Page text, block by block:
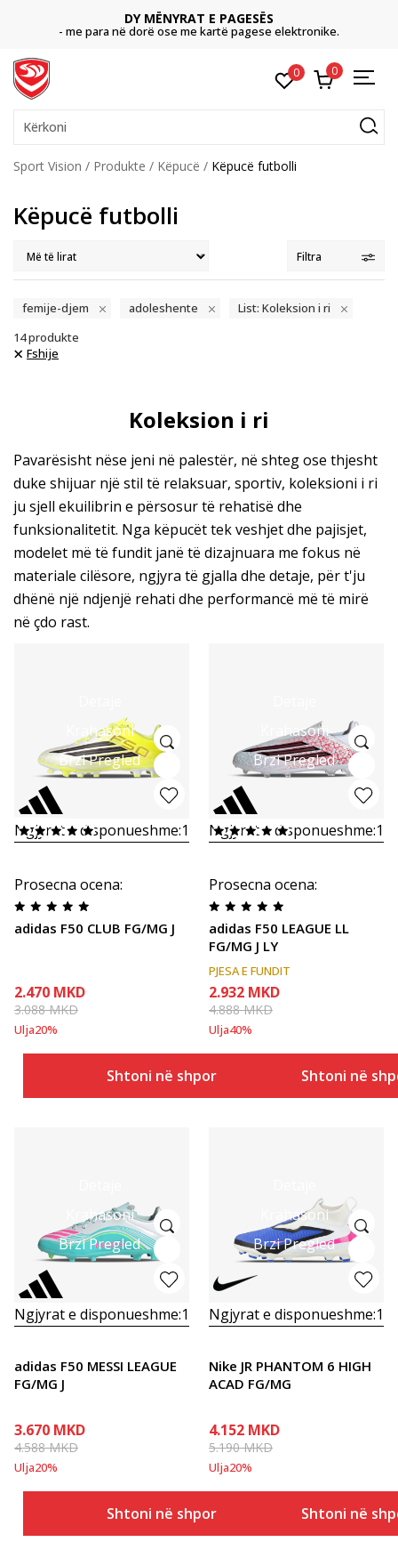
DY MËNYRAT E PAGESËS
- me para në dorë ose me kartë pagese elektronike.
0 0
Kërkoni
Sport Vision Produkte Këpucë Këpucë futbolli
Këpucë futbolli
Filtra
femije-djem adoleshente
List: Koleksion i ri
14produkte
Fshije
Koleksion i ri
Pavarësisht nëse jeni në palestër, në shteg ose thjesht
duke shijuar një stil të relaksuar, sportiv, koleksioni i ri
ju sjell ekuilibrin e përsosur të rehatisë dhe
funksionalitetit. Nga këpucët tek veshjet dhe pajisjet,
modelet më të fundit janë të dizajnuara me fokus në
materiale cilësore, ngjyra të gjalla dhe detaje, për t'ju
dhënë një ndjenjë rehati dhe performancë më të mirë
në çdo rast.
Krahasoni
Brzi Pregled
Ngjyrat e disponueshme:1
Prosecna ocena:
adidas F50 CLUB FG/MG J
2.470 MKD
3.088MKD
Ulja20%
Shtoni në shportë
Krahasoni
Brzi Pregled
Ngjyrat e disponueshme:1
Prosecna ocena:
adidas F50 LEAGUE LL
FG/MG J LY
PJESA E FUNDIT
2.932 MKD
4.888MKD
Ulja40%
Shtoni në
Krahasoni
Brzi Pregled
Ngjyrat e disponueshme:1
adidas F50 MESSI LEAGUE
FG/MG J
3.670 MKD
4.588MKD
Ulja20%
Shtoni në shportë
Krahasoni
Brzi Pregled
Ngjyrat e disponueshme:1
Nike JR PHANTOM 6 HIGH
ACAD FG/MG
4.152 MKD
5.190MKD
Ulja20%
Shtoni në